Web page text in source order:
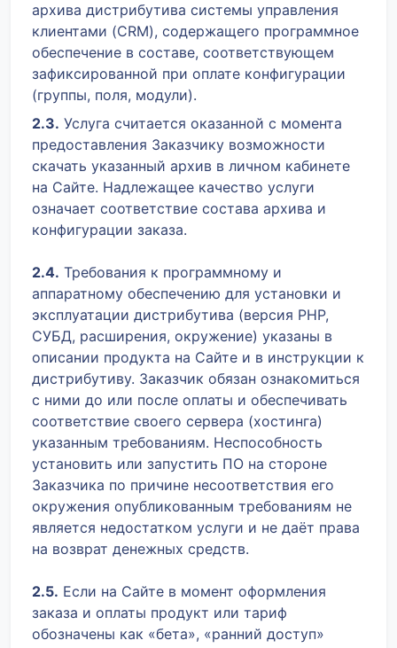
архива дистрибутива системы управления
клиентами (CRM), содержащего программное
обеспечение в составе, соответствующем
зафиксированной при оплате конфигурации
(группы, поля, модули).
2.3. Услуга считается оказанной с момента
предоставления Заказчику возможности
скачать указанный архив в личном кабинете
на Сайте. Надлежащее качество услуги
означает соответствие состава архива и
конфигурации заказа.
2.4. Требования к программному и
аппаратному обеспечению для установки и
эксплуатации дистрибутива (версия PHP,
СУБД, расширения, окружение) указаны в
описании продукта на Сайте и в инструкции к
дистрибутиву. Заказчик обязан ознакомиться
с ними до или после оплаты и обеспечивать
соответствие своего сервера (хостинга)
указанным требованиям. Неспособность
установить или запустить ПО на стороне
Заказчика по причине несоответствия его
окружения опубликованным требованиям не
является недостатком услуги и не даёт права
на возврат денежных средств.
2.5. Если на Сайте в момент оформления
заказа и оплаты продукт или тариф
обозначены как «бета», «ранний доступ»